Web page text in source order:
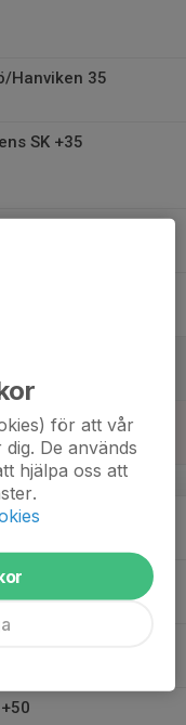
Hanviken 35
SK +35
för att vår
De används
hjälpa oss att